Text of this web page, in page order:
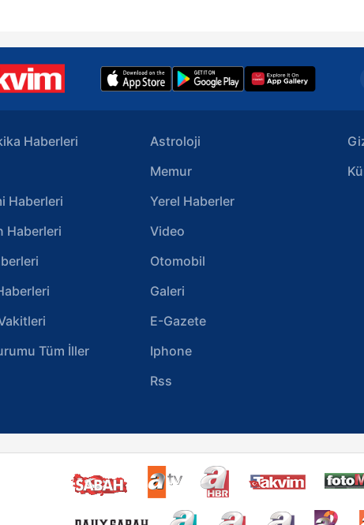
Haberleri
Haberleri
Haberleri
Tüm İller
Astroloji
Memur
Yerel Haberler
Video
Otomobil
Galeri
E-Gazete
Iphone
Rss